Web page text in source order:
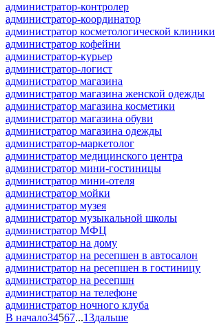
администратор-контролер
администратор-координатор
администратор косметологической клиники
администратор кофейни
администратор-курьер
администратор-логист
администратор магазина
администратор магазина женской одежды
администратор магазина косметики
администратор магазина обуви
администратор магазина одежды
администратор-маркетолог
администратор медицинского центра
администратор мини-гостиницы
администратор мини-отеля
администратор мойки
администратор музея
администратор музыкальной школы
администратор МФЦ
администратор на дому
администратор на ресепшен в автосалон
администратор на ресепшен в гостиницу
администратор на ресепшн
администратор на телефоне
администратор ночного клуба
В начало34567...13дальше